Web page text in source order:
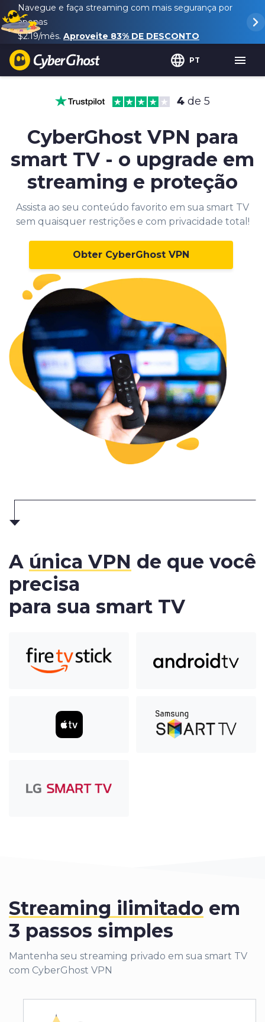
Navegue e faça streaming com mais segurança por
apenas
$2.19/mês. Aproveite 83% DE DESCONTO
PT
4 de 5
CyberGhost VPN para
smart TV - o upgrade em
streaming e proteção
Assista ao seu conteúdo favorito em sua smart TV
sem quaisquer restrições e com privacidade total!
Obter CyberGhost VPN
A única VPN de que você
precisa
para sua smart TV
Streaming ilimitado em
3 passos simples
Mantenha seu streaming privado em sua smart TV
com CyberGhost VPN